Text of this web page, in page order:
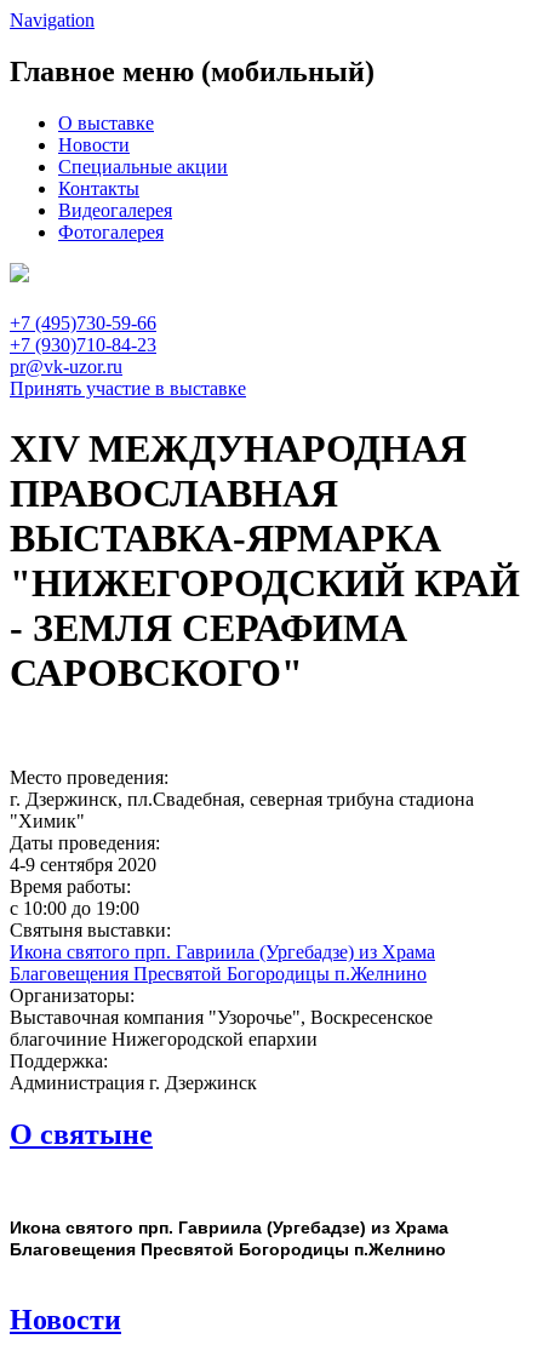
Navigation
Главное меню (мобильный)
О выставке
Новости
Специальные акции
Контакты
Видеогалерея
Фотогалерея
+7 (495)730-59-66
+7 (930)710-84-23
pr@vk-uzor.ru
Принять участие в выставке
XIV МЕЖДУНАРОДНАЯ
ПРАВОСЛАВНАЯ
ВЫСТАВКА-ЯРМАРКА
"НИЖЕГОРОДСКИЙ КРАЙ
- ЗЕМЛЯ СЕРАФИМА
САРОВСКОГО"
800.jpg
Место проведения:
г. Дзержинск, пл.Свадебная, северная трибуна стадиона
"Химик"
Даты проведения:
4-9 сентября 2020
Время работы:
с 10:00 до 19:00
Святыня выставки:
Икона святого прп. Гавриила (Ургебадзе) из Храма
Благовещения Пресвятой Богородицы п.Желнино
Организаторы:
Выставочная компания "Узорочье", Воскресенское
благочиние Нижегородской епархии
Поддержка:
Администрация г. Дзержинск
О святыне
Икона святого прп. Гавриила (Ургебадзе) из Храма
Благовещения Пресвятой Богородицы п.Желнино
Новости